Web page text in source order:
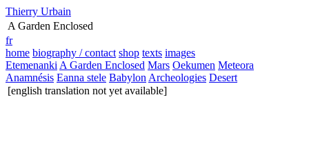
Thierry Urbain
A Garden Enclosed
fr
home biography / contact shop texts images
Etemenanki A Garden Enclosed Mars Oekumen Meteora
Anamnésis Eanna stele Babylon Archeologies Desert
[english translation not yet available]